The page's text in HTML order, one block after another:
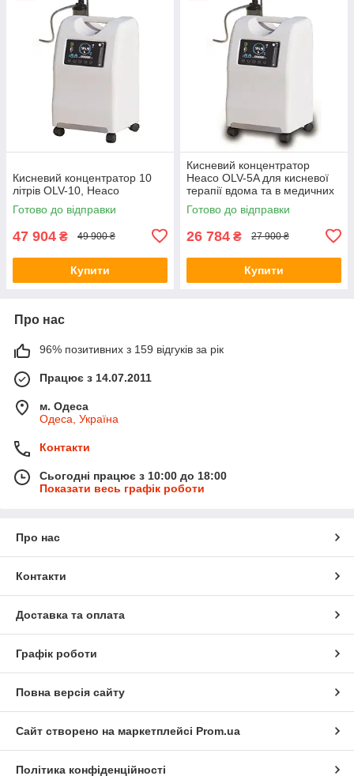
Кисневий концентратор 10
літрів OLV-10, Heaco
Готово до відправки
47 904 ₴ 49 900 ₴
Купити
Кисневий концентратор
Heaco OLV-5A для кисневої
терапії вдома та в медичних
закладах
Готово до відправки
26 784 ₴ 27 900 ₴
Купити
Про нас
96% позитивних з 159 відгуків за рік
Працює з 14.07.2011
м. Одеса
Одеса, Україна
Контакти
Сьогодні працює з 10:00 до 18:00
Показати весь графік роботи
Про нас
Контакти
Доставка та оплата
Графік роботи
Повна версія сайту
Сайт створено на маркетплейсі Prom.ua
Політика конфіденційності